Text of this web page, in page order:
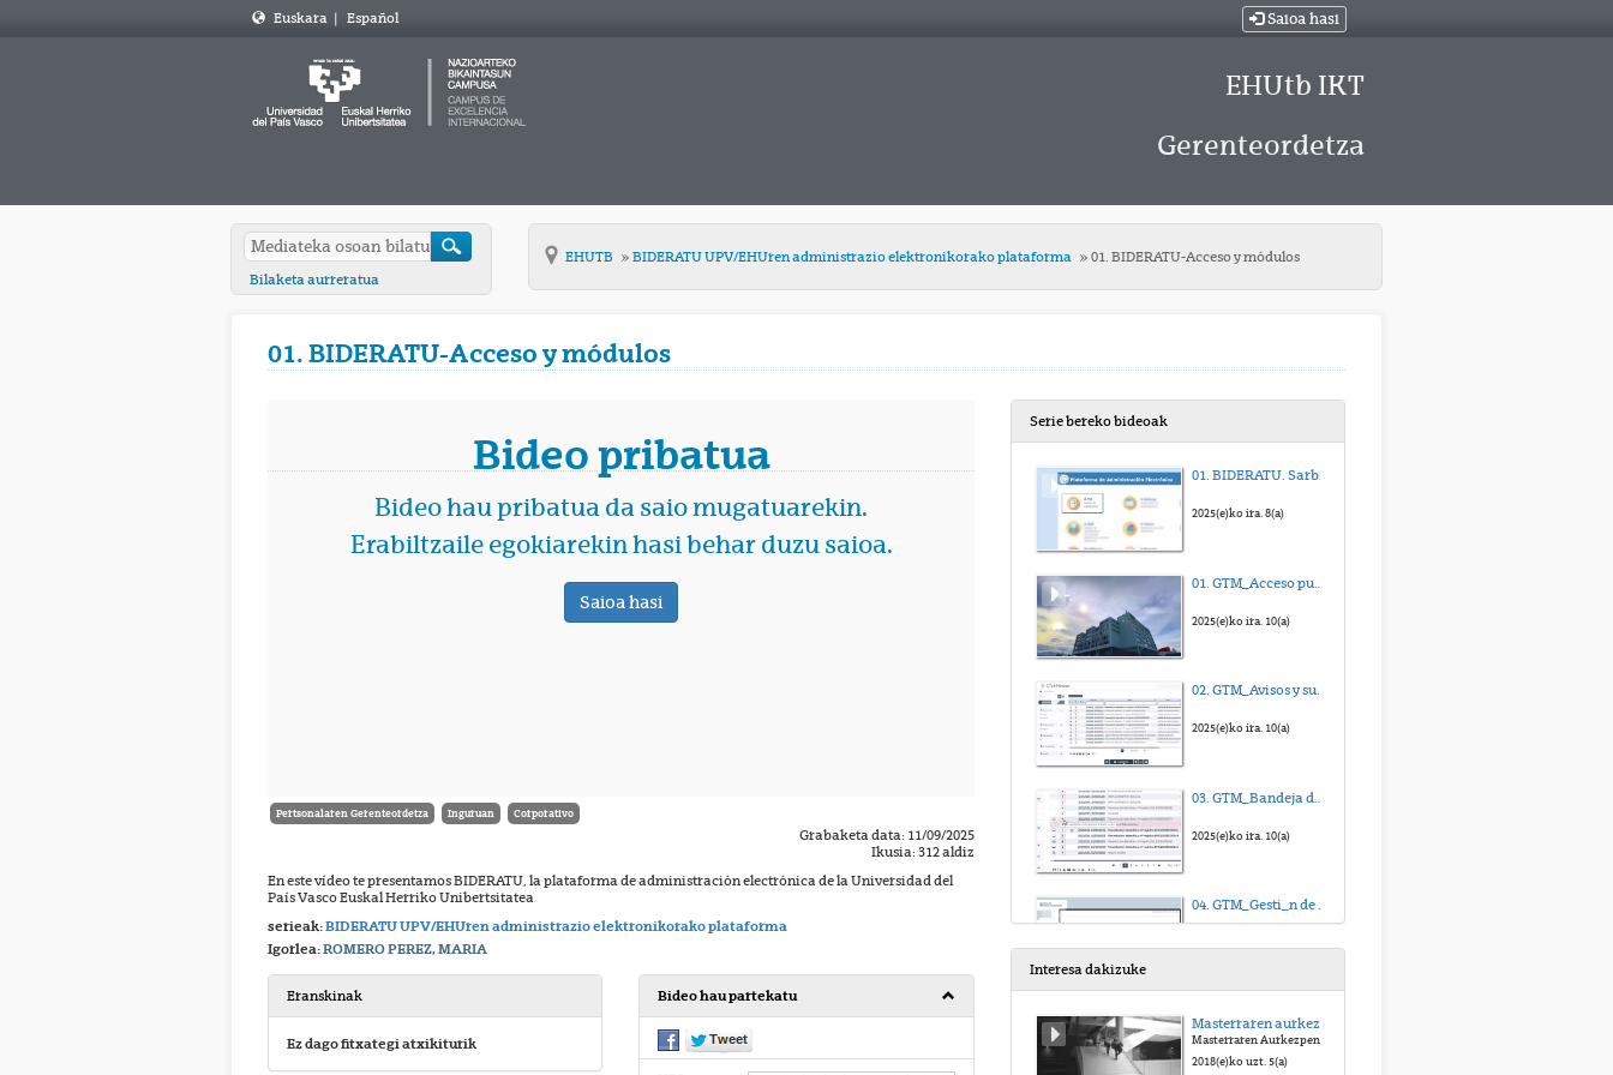
Euskara | Español Saioa hasi
EHUtb IKT
Gerenteordetza
Bilaketa aurreratua
EHUTB BIDERATU UPV/EHUren administrazio elektronikorako plataforma 01. BIDERATU-Acceso y módulos
01. BIDERATU-Acceso y módulos
Pertsonalaren Gerenteordetza Inguruan Corporativo
Grabaketa data: 11/09/2025
Ikusia: 312 aldiz
En este vídeo te presentamos BIDERATU, la plataforma de administración electrónica de la Universidad del
País Vasco Euskal Herriko Unibertsitatea
serieak:BIDERATU UPV/EHUren administrazio elektronikorako plataforma
Igorlea:ROMERO PEREZ, MARIA
Eranskinak
Ez dago fitxategi atxikiturik
Bideo hau partekatu
Serie bereko bideoak
01. BIDERATU. Sarbidea eta moduluak
2025(e)ko ira. 8(a)
01. GTM_Acceso puesto de trabajo
2025(e)ko ira. 10(a)
02. GTM_Avisos y suscripciones
2025(e)ko ira. 10(a)
2025(e)ko ira. 10(a)
04. GTM_Gesti_n de personas interesadas
Interesa dakizuke
Masterraren Aurkezpenaren Bideoa
2018(e)ko uzt. 5(a)